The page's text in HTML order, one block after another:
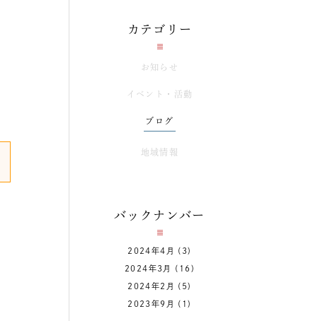
カテゴリー
お知らせ
イベント・活動
ブログ
地域情報
バックナンバー
2024年4月 (3)
2024年3月 (16)
2024年2月 (5)
2023年9月 (1)